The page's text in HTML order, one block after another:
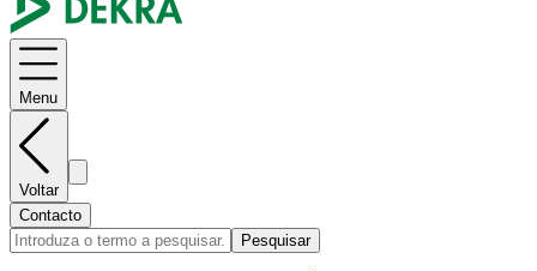
Menu
Voltar
Contacto
Pesquisar